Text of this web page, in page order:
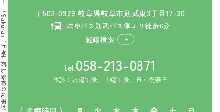
「Sakura」1月号に院長監修の記事が掲載されました 〒502-0929 岐阜県岐阜市則武東3丁目17-30
岐阜バス則武バス停より徒歩6分
経路検索
tel.058-213-0871
休診：水曜午後、土曜午後、日・祝祭日